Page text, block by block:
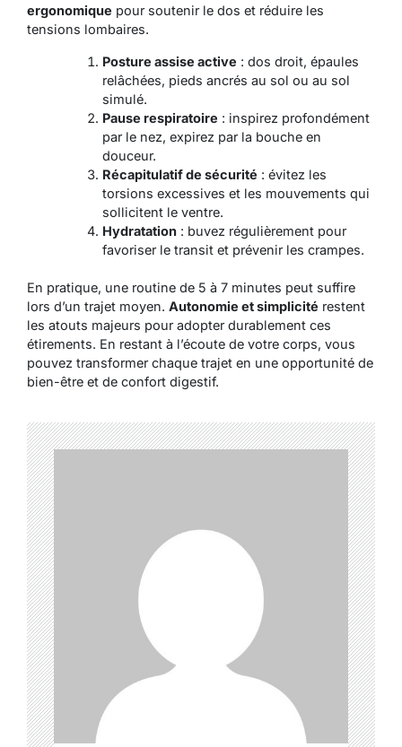
ergonomique pour soutenir le dos et réduire les
tensions lombaires.
Posture assise active : dos droit, épaules
relâchées, pieds ancrés au sol ou au sol
simulé.
Pause respiratoire : inspirez profondément
par le nez, expirez par la bouche en
douceur.
Récapitulatif de sécurité : évitez les
torsions excessives et les mouvements qui
sollicitent le ventre.
Hydratation: buvez régulièrement pour
favoriser le transit et prévenir les crampes.
En pratique, une routine de 5 à 7 minutes peut suffire
lors d’un trajet moyen. Autonomie et simplicité restent
les atouts majeurs pour adopter durablement ces
étirements. En restant à l’écoute de votre corps, vous
pouvez transformer chaque trajet en une opportunité de
bien-être et de confort digestif.